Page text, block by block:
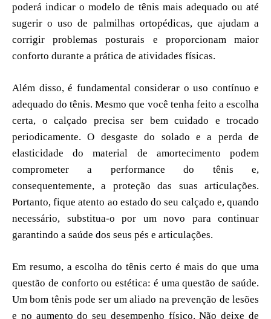
poderá indicar o modelo de tênis mais adequado ou até
sugerir o uso de palmilhas ortopédicas, que ajudam a
corrigir problemas posturais e proporcionam maior
conforto durante a prática de atividades físicas.
Além disso, é fundamental considerar o uso contínuo e
adequado do tênis. Mesmo que você tenha feito a escolha
certa, o calçado precisa ser bem cuidado e trocado
periodicamente. O desgaste do solado e a perda de
elasticidade do material de amortecimento podem
comprometer a performance do tênis e,
consequentemente, a proteção das suas articulações.
Portanto, fique atento ao estado do seu calçado e, quando
necessário, substitua-o por um novo para continuar
garantindo a saúde dos seus pés e articulações.
Em resumo, a escolha do tênis certo é mais do que uma
questão de conforto ou estética: é uma questão de saúde.
Um bom tênis pode ser um aliado na prevenção de lesões
e no aumento do seu desempenho físico. Não deixe de